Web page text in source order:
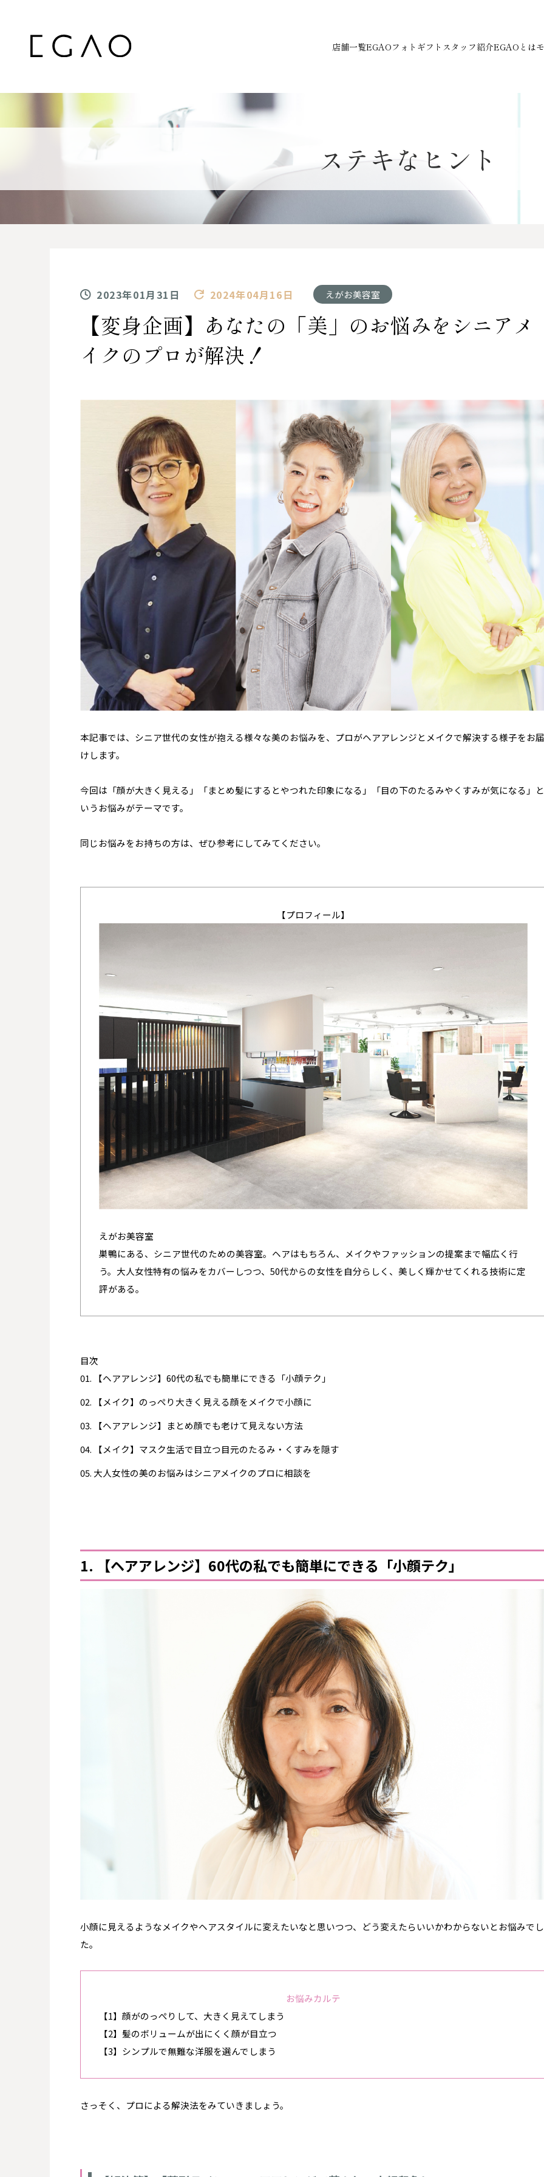
店舗一覧EGAOフォトギフト スタッフ紹介EGAOとは
ステキなヒント
2023年01月31日 2024年04月16日 えがお美容室
【変身企画】あなたの「美」のお悩みをシニアメ
イクのプロが解決！
本記事では、シニア世代の女性が抱える様々な美のお悩みを、プロがヘアアレンジとメイクで解決する様子をお届
けします。
今回は 「顔が大きく見える」「まとめ髪にするとやつれた印象になる」「目の下のたるみやくすみが気になる」 と
いうお悩みがテーマです。
同じお悩みをお持ちの方は、ぜひ参考にしてみてください。
【プロフィール】
えがお美容室
巣鴨にある、シニア世代のための美容室。ヘアはもちろん、メイクやファッションの提案まで幅広く行
う。大人女性特有の悩みをカバーしつつ、50代からの女性を自分らしく、美しく輝かせてくれる技術に定
評がある。
目次
【ヘアアレンジ】60代の私でも簡単にできる「小顔テク」
【メイク】のっぺり大きく見える顔をメイクで小顔に
【ヘアアレンジ】まとめ顔でも老けて見えない方法
【メイク】マスク生活で目立つ目元のたるみ・くすみを隠す
大人女性の美のお悩みはシニアメイクのプロに相談を
1. 【ヘアアレンジ】60代の私でも簡単にできる「小顔テク」
小顔に見えるようなメイクやヘアスタイルに変えたいなと思いつつ、どう変えたらいいかわからないとお悩みでし
た。
お悩みカルテ
【1】顔がのっぺりして、大きく見えてしまう
【2】髪のボリュームが出にくく顔が目立つ
【3】シンプルで無難な洋服を選んでしまう
さっそく、プロによる解決法をみていきましょう。